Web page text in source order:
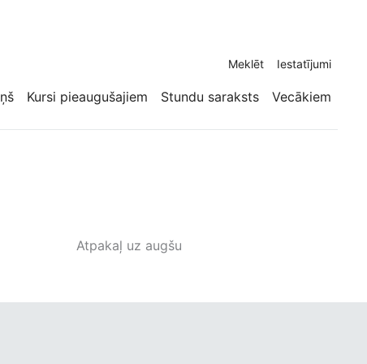
Meklēt Iestatījumi
Kursi pieaugušajiem Stundu saraksts Vecākiem
Atpakaļ uz augšu